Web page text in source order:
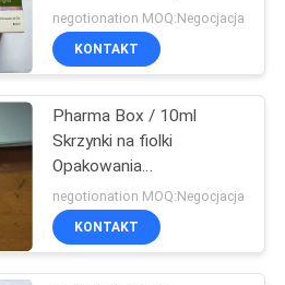
Hologram laserowy
negotionation MOQ:Negocjacja
KONTAKT
Pharma Box / 10ml
Skrzynki na fiolki
Opakowania
Dostosowane rozmiary z
perforowaną linią
negotionation MOQ:Negocjacja
KONTAKT